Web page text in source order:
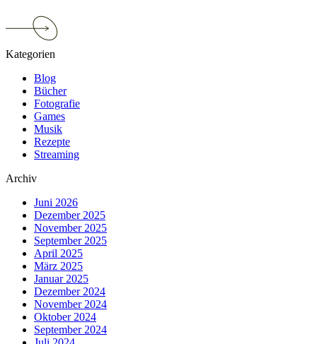
Serie
in
der
Kritik
Kategorien
Blog
Bücher
Fotografie
Games
Musik
Rezepte
Streaming
Archiv
Juni 2026
Dezember 2025
November 2025
September 2025
April 2025
März 2025
Januar 2025
Dezember 2024
November 2024
Oktober 2024
September 2024